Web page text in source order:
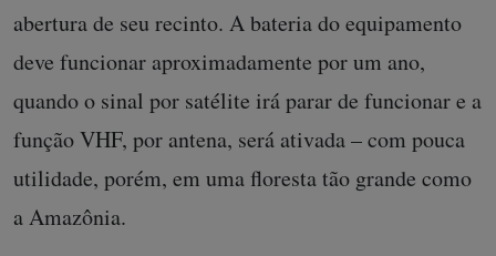
abertura de seu recinto. A bateria do equipamento
deve funcionar aproximadamente por um ano,
quando o sinal por satélite irá parar de funcionar e a
função VHF, por antena, será ativada – com pouca
utilidade, porém, em uma floresta tão grande como
a Amazônia.